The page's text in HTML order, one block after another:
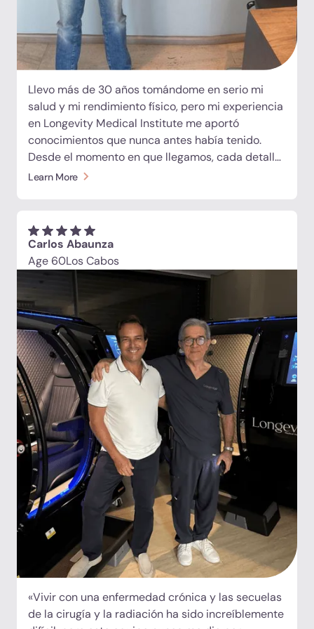
Llevo más de 30 años tomándome en serio mi
salud y mi rendimiento físico, pero mi experiencia
en Longevity Medical Institute me aportó
conocimientos que nunca antes había tenido.
Desde el momento en que llegamos, cada detalle
fue gestionado con profesionalidad, calidez y una
de bienestar de lujo que como una clínica médica.
Lo que más me impactó fue el diagnóstico
avanzado. La resonancia magnética y las
evaluaciones integrales descubrieron lesiones
antiguas y problemas subyacentes que
finalmente explicaron las limitaciones que había
experimentado durante años, dándome una hoja
de ruta clara para mejorar mi entrenamiento, mi
recuperación y mi salud a largo plazo. Las
terapias con células madre, los péptidos, la
terapia de oxígeno hiperbárico y los tratamientos
regenerativos me hicieron sentir renovado, lleno
de energía y optimista sobre mi futuro. Cada
médico se tomó el tiempo necesario para
educarnos y responder a todas nuestras
preguntas. Lo que realmente distingue a
Longevity Medical Institute es su personal y su
compromiso inquebrantable de ayudar a los
pacientes a alcanzar su vida más saludable. Mi
esposa y yo nos fuimos sintiéndonos más fuertes,
mejor informados y ya estamos planeando
nuestro regreso en septiembre.
Learn More
Carlos Abaunza
Age 60Los Cabos
«Vivir con una enfermedad crónica y las secuelas
de la cirugía y la radiación ha sido increíblemente